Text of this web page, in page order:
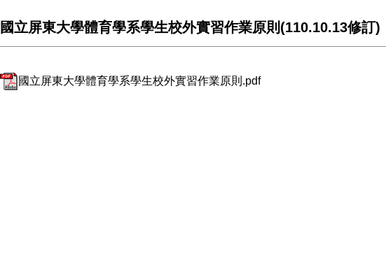
國立屏東大學體育學系學生校外實習作業原則(110.10.13修訂)
國立屏東大學體育學系學生校外實習作業原則.pdf